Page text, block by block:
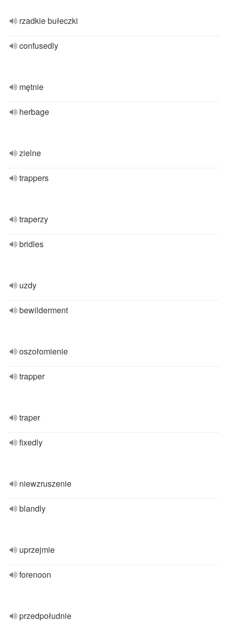
rzadkie bułeczki
confusedly
mętnie
herbage
zielne
trappers
traperzy
bridles
uzdy
bewilderment
oszołomienie
trapper
traper
fixedly
niewzruszenie
blandly
uprzejmie
forenoon
przedpołudnie